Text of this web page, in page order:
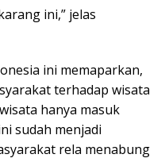
ini,” jelas
ini memaparkan,
terhadap wisata
hanya masuk
sudah menjadi
rela menabung